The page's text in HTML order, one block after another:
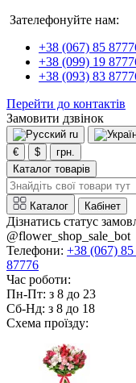
Зателефонуйте нам:
+38 (067) 85
+38 (099) 19
+38 (093) 83
Перейти до контактів
Замовити дзвінок
ru
€
$
грн.
Каталог товарів
Каталог Кабінет
Дізнатись статус
@flower_shop_sale_bot
Телефони: +38 (067)
87776
Час роботи:
Пн-Пт: з 8 до 23
Сб-Нд: з 8 до 18
Схема проїзду: